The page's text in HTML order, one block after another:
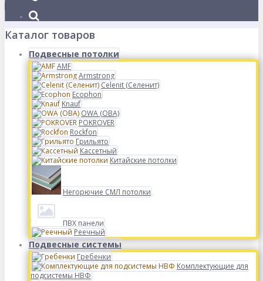
Каталог товаров
Подвесные потолки
AMF
Armstrong
Celenit (Селенит)
Ecophon
Knauf
OWA (ОВА)
POKROVER
Rockfon
Грильято
Кассетный
Китайские потолки
Негорючие СМЛ потолки
ПВХ панели
Реечный
Подвесные системы
Гребенки
Комплектующие для
подсистемы НВФ